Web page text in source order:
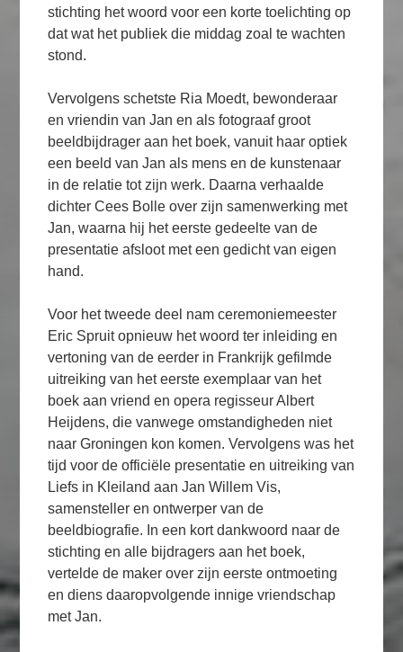
stichting het woord voor een korte toelichting op
dat wat het publiek die middag zoal te wachten
stond.
Vervolgens schetste Ria Moedt, bewonderaar
en vriendin van Jan en als fotograaf groot
beeldbijdrager aan het boek, vanuit haar optiek
een beeld van Jan als mens en de kunstenaar
in de relatie tot zijn werk. Daarna verhaalde
dichter Cees Bolle over zijn samenwerking met
Jan, waarna hij het eerste gedeelte van de
presentatie afsloot met een gedicht van eigen
hand.
Voor het tweede deel nam ceremoniemeester
Eric Spruit opnieuw het woord ter inleiding en
vertoning van de eerder in Frankrijk gefilmde
uitreiking van het eerste exemplaar van het
boek aan vriend en opera regisseur Albert
Heijdens, die vanwege omstandigheden niet
naar Groningen kon komen. Vervolgens was het
tijd voor de officiële presentatie en uitreiking van
Liefs in Kleiland aan Jan Willem Vis,
samensteller en ontwerper van de
beeldbiografie. In een kort dankwoord naar de
stichting en alle bijdragers aan het boek,
vertelde de maker over zijn eerste ontmoeting
en diens daaropvolgende innige vriendschap
met Jan.